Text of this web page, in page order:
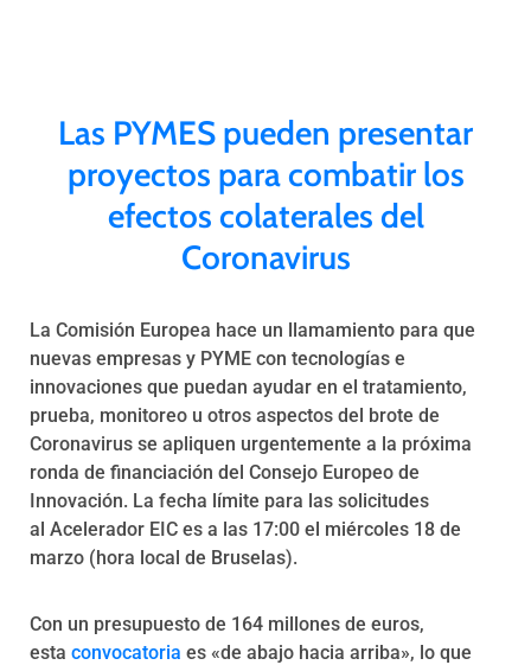
Programas
Las PYMES pueden presentar
proyectos para combatir los
efectos colaterales del
Coronavirus
La Comisión Europea hace un llamamiento para que
nuevas empresas y PYME con tecnologías e
innovaciones que puedan ayudar en el tratamiento,
prueba, monitoreo u otros aspectos del brote de
Coronavirus se apliquen urgentemente a la próxima
ronda de financiación del Consejo Europeo de
Innovación. La fecha límite para las solicitudes
al Acelerador EIC es a las 17:00 el miércoles 18 de
marzo (hora local de Bruselas).
Con un presupuesto de 164 millones de euros,
esta convocatoria es «de abajo hacia arriba», lo que